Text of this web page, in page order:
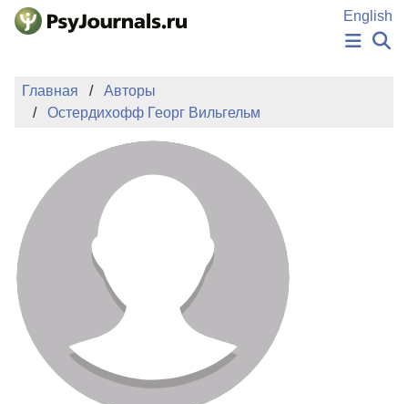
Перейти к основному содержанию
English
ИЗДАНИЯ
АВТОРЫ
ПОДАТЬ РУКОПИСЬ
БАЗА ЗНАНИЙ
КЛЮЧЕВЫЕ СЛОВА
Регистрация
Главная
Авторы
Остердихофф Георг Вильгельм